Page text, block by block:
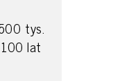
tys.
lat